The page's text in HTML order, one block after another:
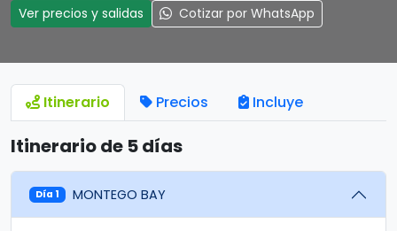
Ver precios y salidas Cotizar por WhatsApp
Itinerario Precios Incluye
Itinerario de 5 días
Día 1 MONTEGO BAY